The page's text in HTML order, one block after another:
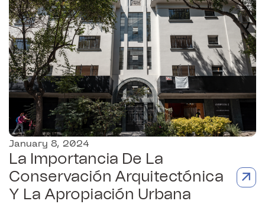
January 8, 2024
La Importancia De La
Conservación Arquitectónica
Y La Apropiación Urbana